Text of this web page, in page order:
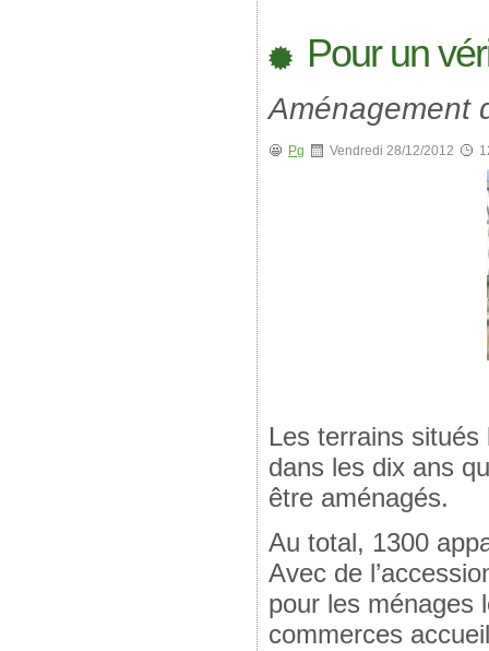
Pour un
Aménagement
Pg Vendredi 28/12/2012
Les terrains situés
dans les dix ans
être aménagés.
Au total, 1300
Avec de
pour les ménages
commerces